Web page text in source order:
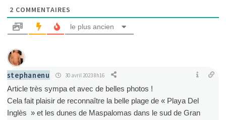
2 COMMENTAIRES
le plus ancien
stephanenu 30 avril 2023 8h16
Article très sympa et avec de belles photos !
Cela fait plaisir de reconnaître la belle plage de « Playa Del
Inglès » et les dunes de Maspalomas dans le sud de Gran